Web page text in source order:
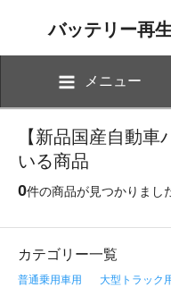
バッテリー再
メニュー
【新品国産自動
いる商品
0件の商品が見つかりまし
カテゴリー一覧
普通乗用車用 大型トラック